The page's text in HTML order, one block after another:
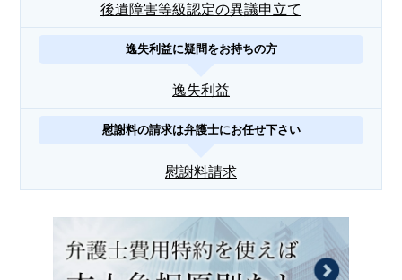
後遺障害等級認定の異議申立て
逸失利益に疑問をお持ちの方
逸失利益
慰謝料の請求は弁護士にお任せ下さい
慰謝料請求